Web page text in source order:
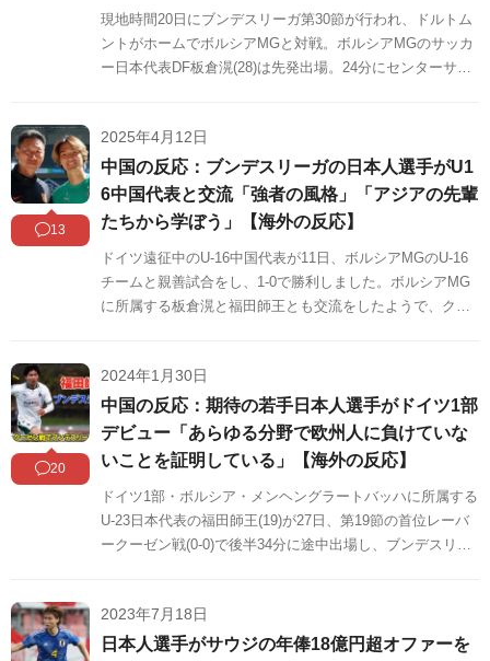
現地時間20日にブンデスリーガ第30節が行われ、ドルトム
ントがホームでボルシアMGと対戦。ボルシアMGのサッカ
ー日本代表DF板倉滉(28)は先発出場。24分にセンターサー
ルを決めました。海外の反応をSNSや掲示板などからまと
めましたのでご覧ください。
13
2025年4月12日
中国の反応：ブンデスリーガの日本人選手がU1
6中国代表と交流「強者の風格」「アジアの先輩
たちから学ぼう」【海外の反応】
ドイツ遠征中のU-16中国代表が11日、ボルシアMGのU-16
チームと親善試合をし、1-0で勝利しました。ボルシアMG
に所属する板倉滉と福田師王とも交流をしたようで、クラ
20
2024年1月30日
中国の反応：期待の若手日本人選手がドイツ1部
デビュー「あらゆる分野で欧州人に負けていな
いことを証明している」【海外の反応】
ドイツ1部・ボルシア・メンヘングラートバッハに所属する
U-23日本代表の福田師王(19)が27日、第19節の首位レーバ
ークーゼン戦(0-0)で後半34分に途中出場し、ブンデスリー
示板などからまとめましたのでご覧ください。
2023年7月18日
日本人選手がサウジの年俸18億円超オファーを